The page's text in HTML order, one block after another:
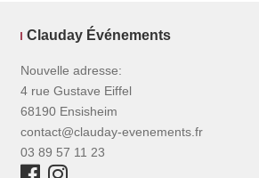
Clauday Événements
Nouvelle adresse:
4 rue Gustave Eiffel
68190 Ensisheim
contact@clauday-evenements.fr
03 89 57 11 23